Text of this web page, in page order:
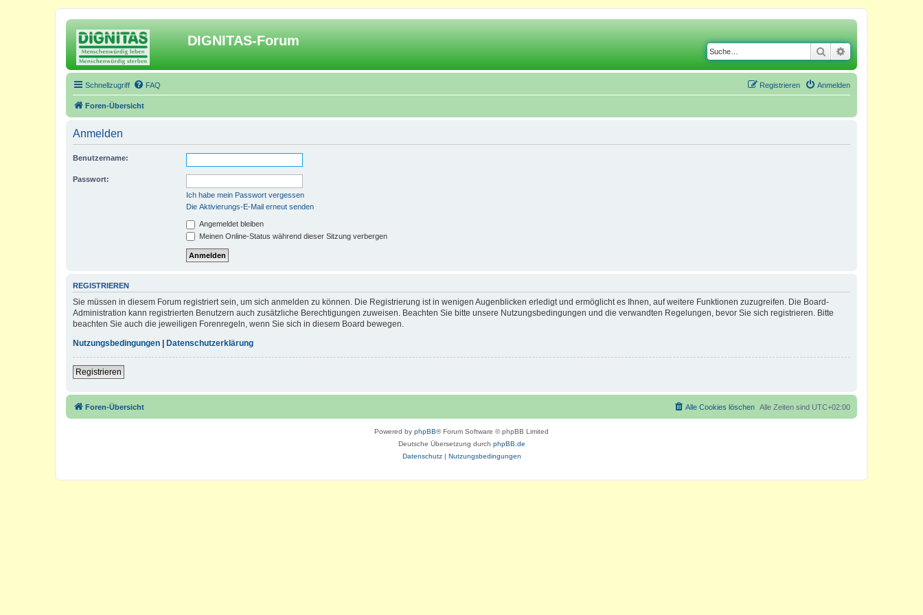
DIGNITAS-Forum
Suche
Schnellzugriff FAQ Anmelden
Registrieren
Foren-Übersicht
Anmelden
Benutzername:
Passwort:
Ich habe mein Passwort vergessen
Die Aktivierungs-E-Mail erneut senden
Angemeldet bleiben
Meinen Online-Status während dieser Sitzung verbergen
REGISTRIEREN
Sie müssen in diesem Forum registriert sein, um sich anmelden zu können. Die Registrierung ist in wenigen Augenblicken erledigt und ermöglicht es Ihnen, auf weitere Funktionen zuzugreifen. Die Board-
Administration kann registrierten Benutzern auch zusätzliche Berechtigungen zuweisen. Beachten Sie bitte unsere Nutzungsbedingungen und die verwandten Regelungen, bevor Sie sich registrieren. Bitte
beachten Sie auch die jeweiligen Forenregeln, wenn Sie sich in diesem Board bewegen.
Nutzungsbedingungen | Datenschutzerklärung
Registrieren
Foren-Übersicht Alle Zeiten sind UTC+02:00
Alle Cookies löschen
Powered by phpBB® Forum Software © phpBB Limited
Deutsche Übersetzung durch phpBB.de
Datenschutz| Nutzungsbedingungen